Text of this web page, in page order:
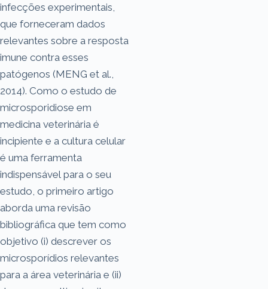
infecções experimentais,
que forneceram dados
relevantes sobre a resposta
imune contra esses
patógenos (MENG et al.,
2014). Como o estudo de
microsporidiose em
medicina veterinária é
incipiente e a cultura celular
é uma ferramenta
indispensável para o seu
estudo, o primeiro artigo
aborda uma revisão
bibliográfica que tem como
objetivo (i) descrever os
microsporídios relevantes
para a área veterinária e (ii)